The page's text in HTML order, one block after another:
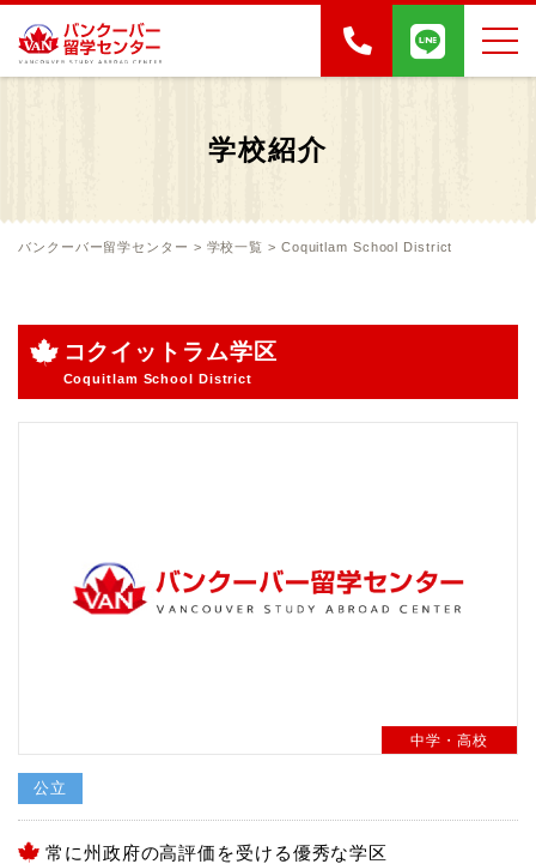
学校紹介
バンクーバー留学センター > 学校一覧 > Coquitlam School District
コクイットラム学区
Coquitlam School District
中学・高校
公立
常に州政府の高評価を受ける優秀な学区